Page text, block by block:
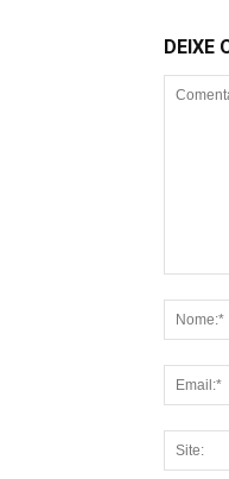
DEIXE